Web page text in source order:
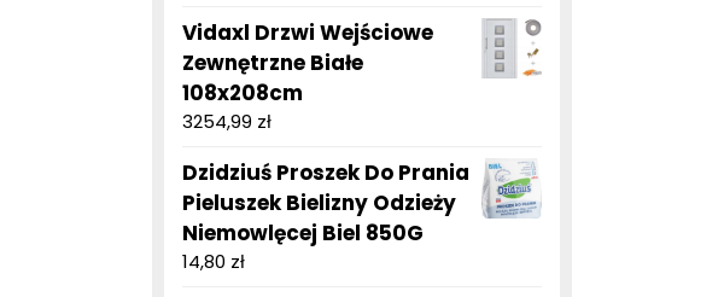
Vidaxl Drzwi Wejściowe
Zewnętrzne Białe
108x208cm
3254,99 zł
Dzidziuś Proszek Do Prania
Pieluszek Bielizny Odzieży
Niemowlęcej Biel 850G
14,80 zł